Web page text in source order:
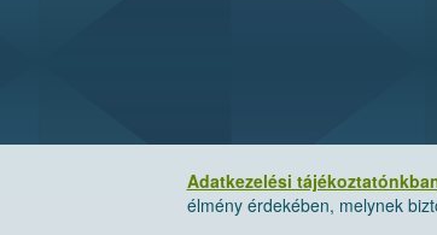
Adatkezelési
élmény érdekében, melynek